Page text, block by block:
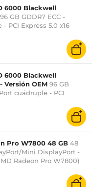
6000 Blackwell
96 GB GDDR7 ECC -
PCI Express 5.0 x16
Blackwell)
6000 Blackwell
OEM 96 GB
cuádruple - PCI
RTX PRO 6000
Pro W7800 48 GB 48
Mini DisplayPort -
Radeon Pro W7800)